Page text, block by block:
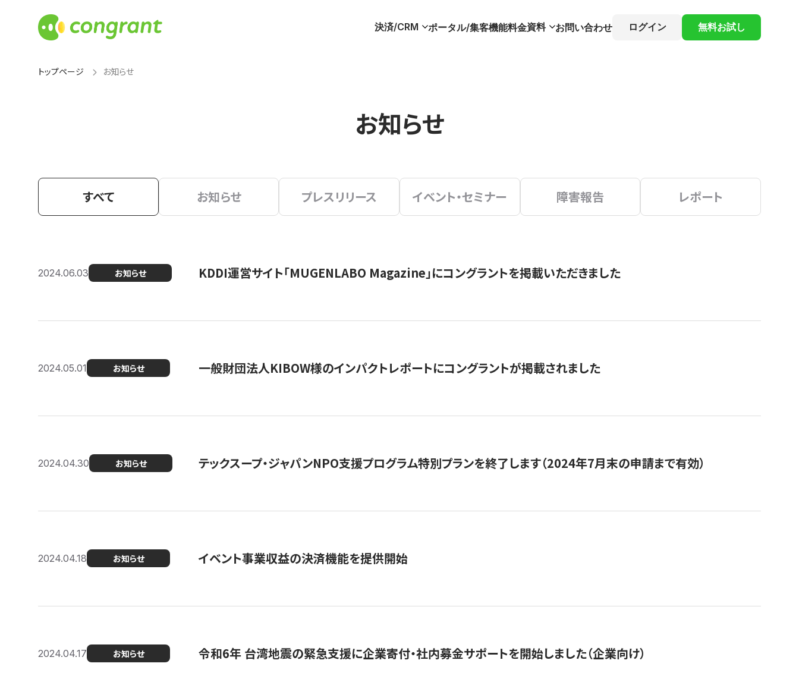
決済/CRM ポータル/集客機能料金資料 お問い合わせ ログイン 無料お試し
トップページ お知らせ
お知らせ
すべて お知らせ プレスリリース イベント・セミナー 障害報告 レポート
2024.06.03 お知らせ KDDI運営サイト「MUGENLABO Magazine」にコングラントを掲載いただきました
2024.05.01 お知らせ 一般財団法人KIBOW様のインパクトレポートにコングラントが掲載されました
2024.04.30 お知らせ テックスープ・ジャパンNPO支援プログラム特別プランを終了します（2024年7月末の申請まで有効）
2024.04.18 お知らせ イベント事業収益の決済機能を提供開始
2024.04.17 お知らせ 令和6年 台湾地震の緊急支援に企業寄付・社内募金サポートを開始しました（企業向け）